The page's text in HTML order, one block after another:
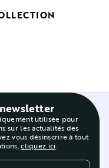
utilisée pour
sur les actualités des
vous désinscrire à tout
cliquez ici.